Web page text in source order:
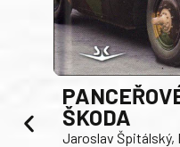
ŠKODA
Jaroslav Špitálský,